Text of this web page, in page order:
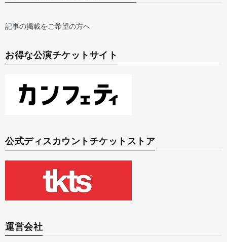
記事の掲載をご希望の方へ
お得な公演チケットサイト
公式ディスカウントチケットストア
運営会社